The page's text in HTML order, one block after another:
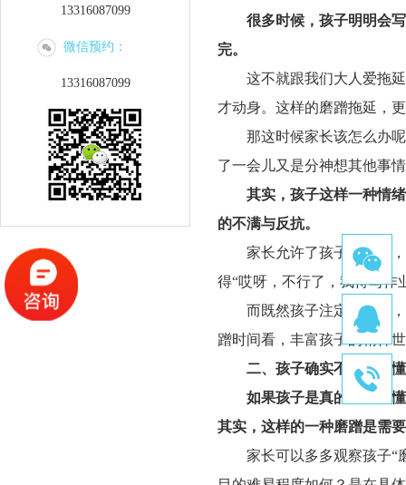
13316087099
微信预约：
13316087099
很多时候，孩子明明会
完。
这不就跟我们大人爱拖
才动身。这样的磨蹭拖延，
那这时候家长该怎么办
了一会儿又是分神想其他事
其实，孩子这样一种情
的不满与反抗。
家长允许了孩子的磨蹭
得“哎呀，不行了，我得写作
而既然孩子注定要磨蹭
蹭时间看，丰富孩子的精神
二、 孩子确实不会、不
如果孩子是真的还没学
其实，这样的一种磨蹭是需
家长可以多多观察孩子“